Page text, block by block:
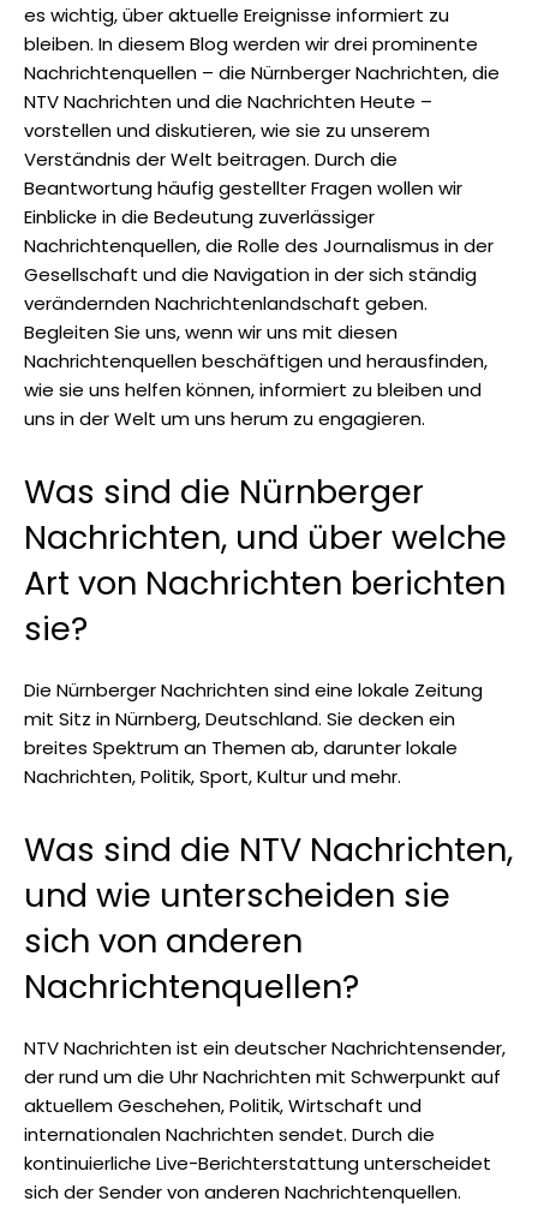
es wichtig, über aktuelle Ereignisse informiert zu
bleiben. In diesem Blog werden wir drei prominente
Nachrichtenquellen – die Nürnberger Nachrichten, die
NTV Nachrichten und die Nachrichten Heute –
vorstellen und diskutieren, wie sie zu unserem
Verständnis der Welt beitragen. Durch die
Beantwortung häufig gestellter Fragen wollen wir
Einblicke in die Bedeutung zuverlässiger
Nachrichtenquellen, die Rolle des Journalismus in der
Gesellschaft und die Navigation in der sich ständig
verändernden Nachrichtenlandschaft geben.
Begleiten Sie uns, wenn wir uns mit diesen
Nachrichtenquellen beschäftigen und herausfinden,
wie sie uns helfen können, informiert zu bleiben und
uns in der Welt um uns herum zu engagieren.
Was sind die Nürnberger
Nachrichten, und über welche
Art von Nachrichten berichten
sie?
Die Nürnberger Nachrichten sind eine lokale Zeitung
mit Sitz in Nürnberg, Deutschland. Sie decken ein
breites Spektrum an Themen ab, darunter lokale
Nachrichten, Politik, Sport, Kultur und mehr.
Was sind die NTV Nachrichten,
und wie unterscheiden sie
sich von anderen
Nachrichtenquellen?
NTV Nachrichten ist ein deutscher Nachrichtensender,
der rund um die Uhr Nachrichten mit Schwerpunkt auf
aktuellem Geschehen, Politik, Wirtschaft und
internationalen Nachrichten sendet. Durch die
kontinuierliche Live-Berichterstattung unterscheidet
sich der Sender von anderen Nachrichtenquellen.